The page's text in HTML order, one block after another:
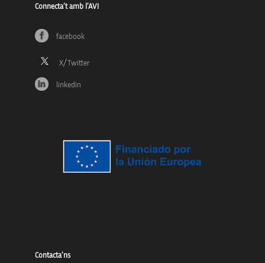
Connecta’t amb l’AVI
facebook
linkedin
Contacta’ns